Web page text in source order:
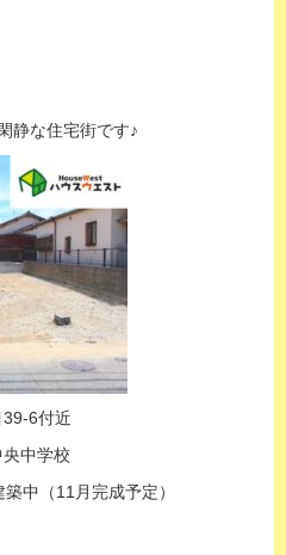
静な住宅街です♪
6付近
中学校
中（11月完成予定）